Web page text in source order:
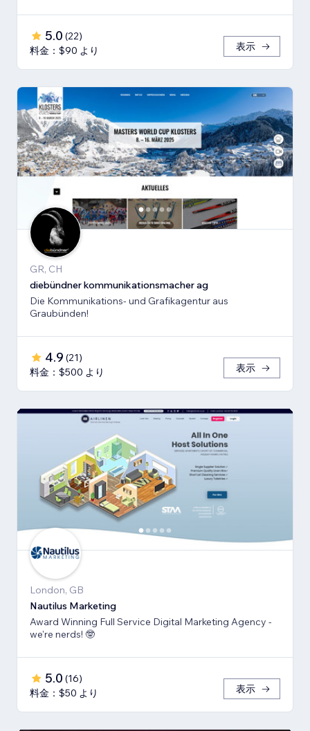
5.0 (22)
料金：$90 より
表示
GR, CH
diebündner kommunikationsmacher ag
Die Kommunikations- und Grafikagentur aus
Graubünden!
4.9 (21)
料金：$500 より
表示
London, GB
Nautilus Marketing
Award Winning Full Service Digital Marketing Agency -
we're nerds! 🤓
5.0 (16)
料金：$50 より
表示